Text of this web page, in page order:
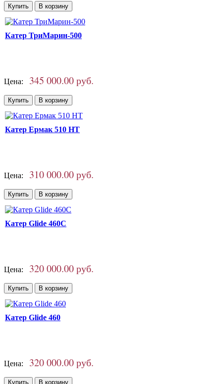
Катер ТриМарин-500
Цена: 345 000.00 руб.
Катер Ермак 510 HT
Цена: 310 000.00 руб.
Катер Glide 460C
Цена: 320 000.00 руб.
Катер Glide 460
Цена: 320 000.00 руб.